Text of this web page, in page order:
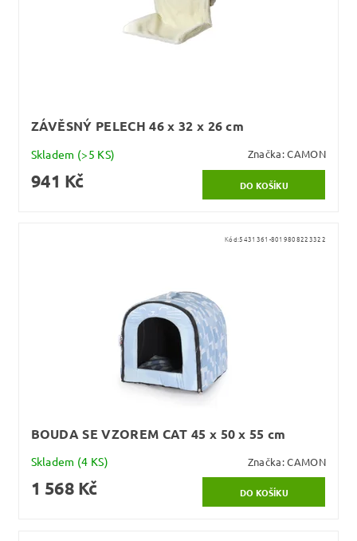
ZÁVĚSNÝ PELECH 46 x 32 x 26 cm
Skladem (>5 KS) Značka:CAMON
941 Kč
Kód:5431361-8019808223322
BOUDA SE VZOREM CAT 45 x 50 x 55 cm
Skladem (4 KS) Značka:CAMON
1 568 Kč